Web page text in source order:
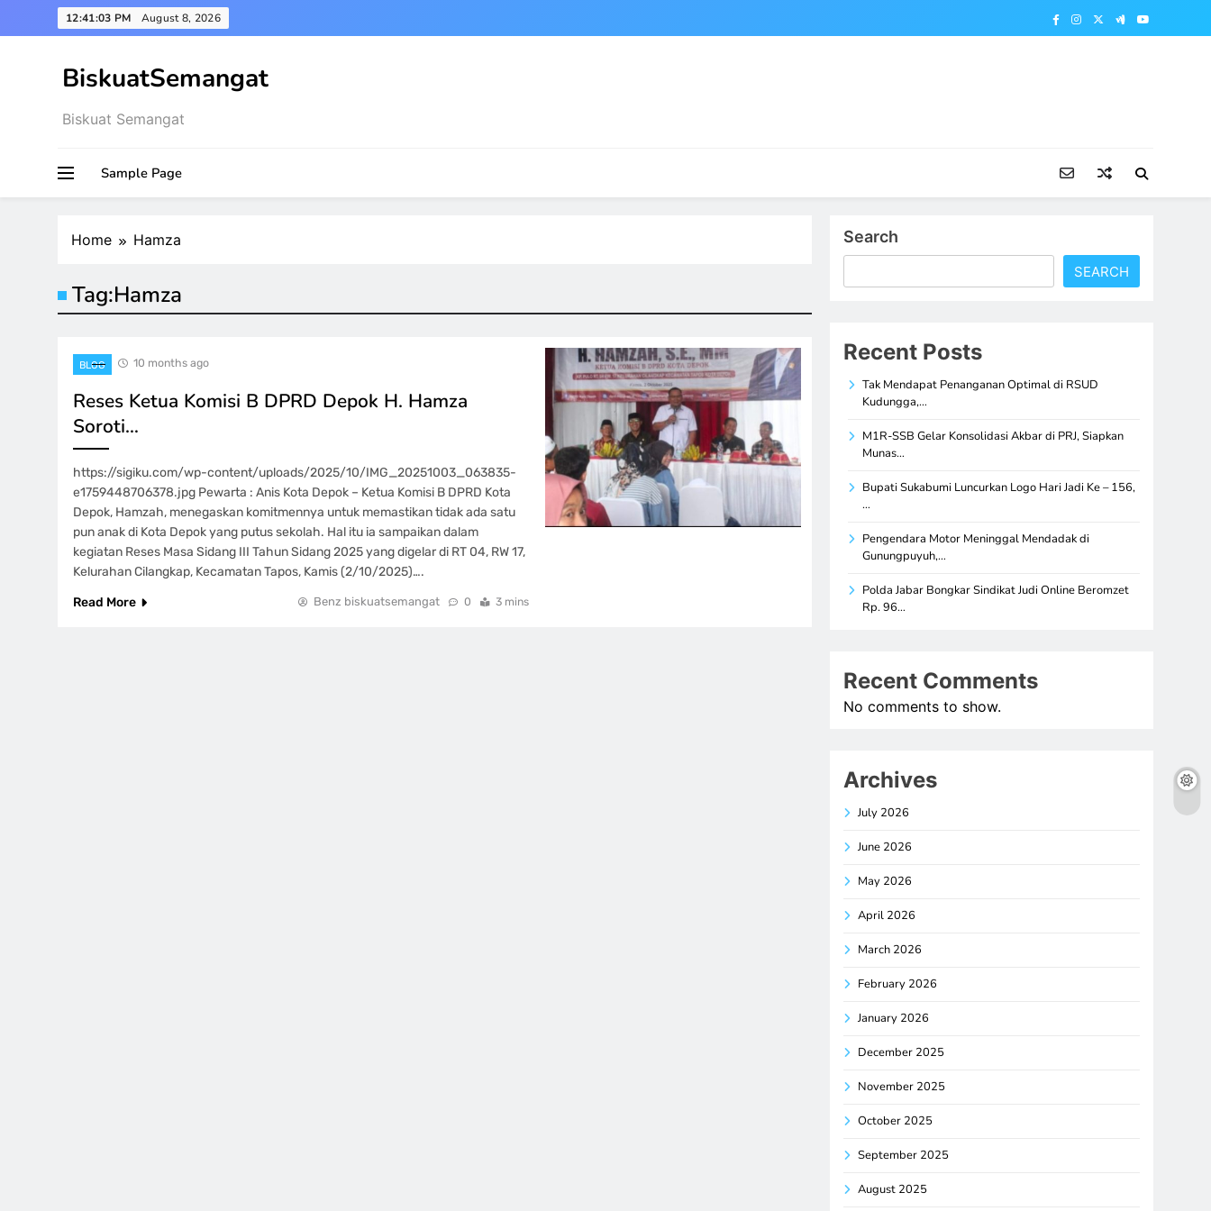
to
12:41:04 PM August 8, 2026
BiskuatSemangat
Biskuat Semangat
Sample Page
Home Hamza
Tag:Hamza
BLOG 10 months ago
Reses Ketua Komisi B DPRD Depok H. Hamza
Soroti…
https://sigiku.com/wp-content/uploads/2025/10/IMG_20251003_063835-
e1759448706378.jpg Pewarta : Anis Kota Depok – Ketua Komisi B DPRD Kota
Depok, Hamzah, menegaskan komitmennya untuk memastikan tidak ada satu
pun anak di Kota Depok yang putus sekolah. Hal itu ia sampaikan dalam
kegiatan Reses Masa Sidang III Tahun Sidang 2025 yang digelar di RT 04, RW 17,
Kelurahan Cilangkap, Kecamatan Tapos, Kamis (2/10/2025)….
Read More
Benz biskuatsemangat 0 3 mins
Search
SEARCH
Recent Posts
Tak Mendapat Penanganan Optimal di RSUD
Kudungga,…
M1R-SSB Gelar Konsolidasi Akbar di PRJ, Siapkan
Munas…
Bupati Sukabumi Luncurkan Logo Hari Jadi Ke – 156,
…
Pengendara Motor Meninggal Mendadak di
Gunungpuyuh,…
Polda Jabar Bongkar Sindikat Judi Online Beromzet
Rp. 96…
Recent Comments
No comments to show.
Archives
July 2026
June 2026
May 2026
April 2026
March 2026
February 2026
January 2026
December 2025
November 2025
October 2025
September 2025
August 2025